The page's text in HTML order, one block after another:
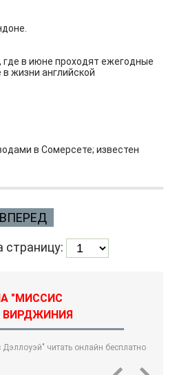
в июне проходят ежегодные
жизни английской
в Сомерсете; известен
ВПЕРЕД
страницу:
"МИССИС
читать онлайн бесплатно